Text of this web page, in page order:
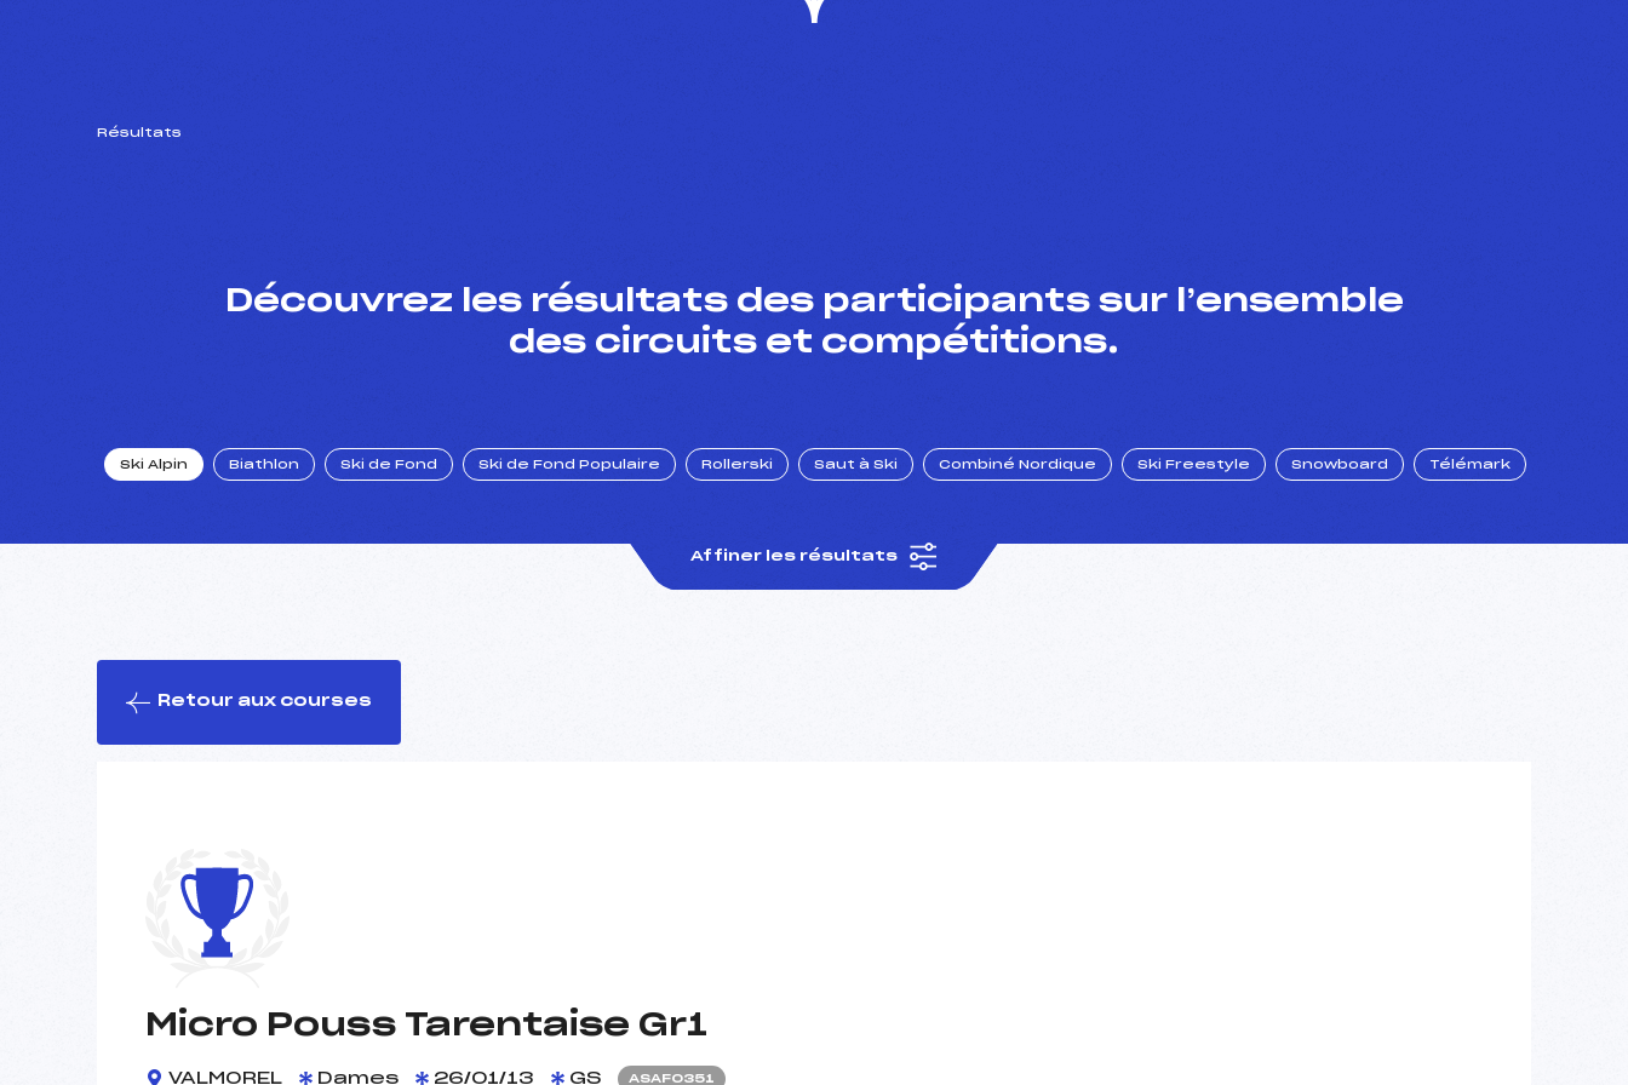
Résultats
Découvrez les résultats des participants sur l’ensemble
des circuits et compétitions.
Ski Alpin Biathlon Ski de Fond Ski de Fond Populaire Rollerski Saut à Ski Combiné Nordique Ski Freestyle Snowboard Télémark
Affiner les résultats
Retour aux courses
Micro Pouss Tarentaise Gr1
VALMOREL Dames 26/01/13 GS ASAF0351